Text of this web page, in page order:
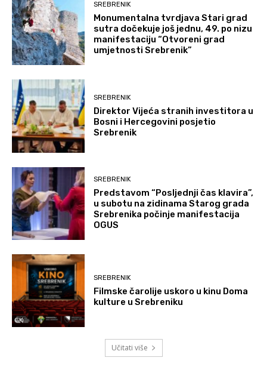
SREBRENIK
Monumentalna tvrdjava Stari grad
sutra dočekuje još jednu, 49. po nizu
manifestaciju “Otvoreni grad
umjetnosti Srebrenik”
SREBRENIK
Direktor Vijeća stranih investitora u
Bosni i Hercegovini posjetio
Srebrenik
SREBRENIK
Predstavom “Posljednji čas klavira”,
u subotu na zidinama Starog grada
Srebrenika počinje manifestacija
OGUS
SREBRENIK
Filmske čarolije uskoro u kinu Doma
kulture u Srebreniku
Učitati više